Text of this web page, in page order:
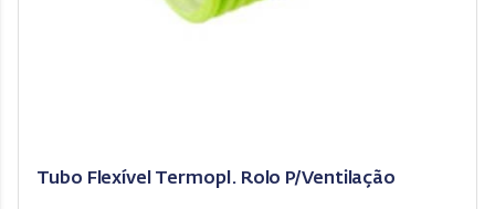
Tubo Flexível Termopl. Rolo P/Ventilação